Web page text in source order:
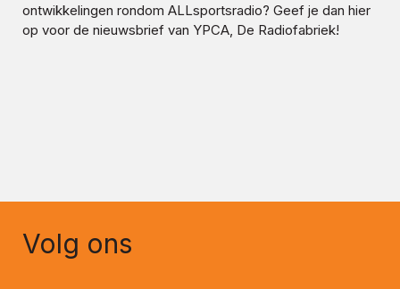
ontwikkelingen rondom ALLsportsradio? Geef je dan hier
op voor de nieuwsbrief van YPCA, De Radiofabriek!
Volg ons